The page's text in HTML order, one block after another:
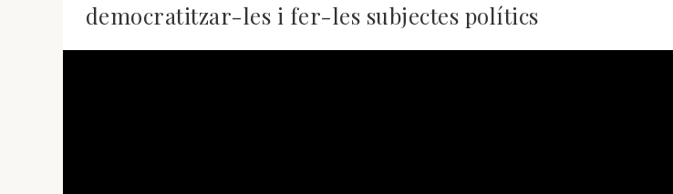
democratitzar-les i fer-les subjectes polítics